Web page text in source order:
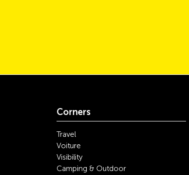
Corners
Travel
Voiture
Visibility
Camping & Outdoor